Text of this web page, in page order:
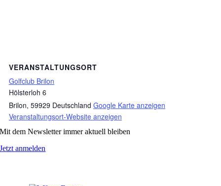
VERANSTALTUNGSORT
Golfclub Brilon
Hölsterloh 6
Brilon, 59929 Deutschland Google Karte anzeigen
Veranstaltungsort-Website anzeigen
Mit dem Newsletter immer aktuell bleiben
Jetzt anmelden